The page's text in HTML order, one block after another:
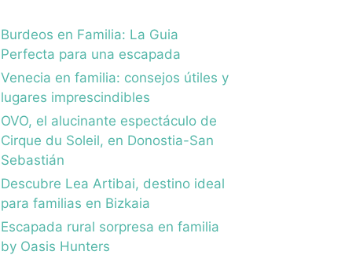
Burdeos en Familia: La Guia
Perfecta para una escapada
Venecia en familia: consejos útiles y
lugares imprescindibles
OVO, el alucinante espectáculo de
Cirque du Soleil, en Donostia-San
Sebastián
Descubre Lea Artibai, destino ideal
para familias en Bizkaia
Escapada rural sorpresa en familia
by Oasis Hunters